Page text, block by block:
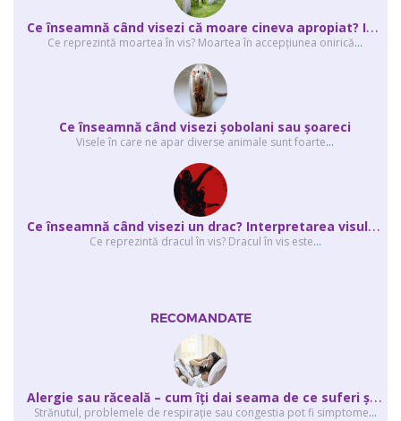
C
e înseamnă când visezi că moare cineva apropiat? Interpretarea visului în ...
Ce reprezintă moartea în vis? Moartea în accepţiunea onirică...
Ce înseamnă când visezi şobolani sau şoareci
Visele în care ne apar diverse animale sunt foarte...
C
e înseamnă când visezi un drac? Interpretarea visului în care apar unul sau...
Ce reprezintă dracul în vis? Dracul în vis este...
RECOMANDATE
A
lergie sau răceală – cum îţi dai seama de ce suferi și de ce conteaz...
Strănutul, problemele de respirație sau congestia pot fi simptome...